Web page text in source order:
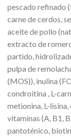
pescado refinado
carne de cerdos,
aceite de pollo
extracto de
partido,
pulpa de
(MOS)), inulina
condroitina , L-
metionina, L-
vitaminas (A, B1,
pantoténico,